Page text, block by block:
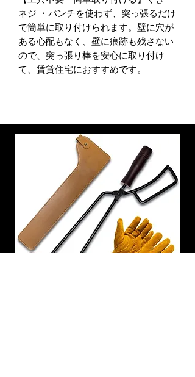
ネジ ・パンチを使わず、突っ張るだけ
で簡単に取り付けられます。壁に穴が
ある心配もなく、壁に痕跡も残さない
ので、突っ張り棒を安心に取り付け
て、賃貸住宅におすすめです。